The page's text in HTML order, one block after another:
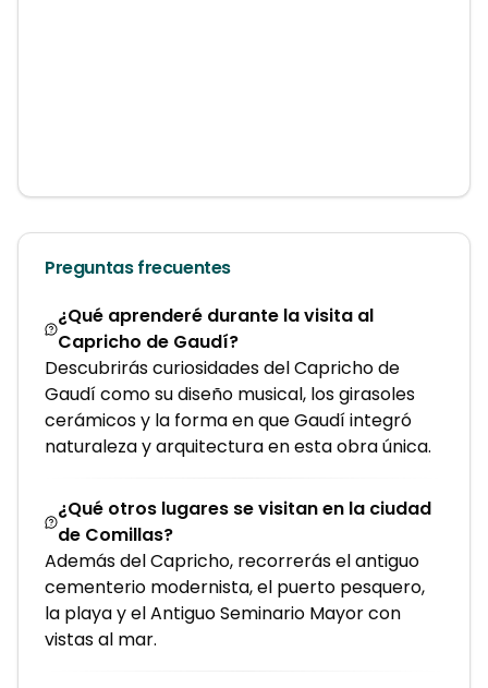
Preguntas frecuentes
¿Qué aprenderé durante la visita al
Capricho de Gaudí?
Descubrirás curiosidades del Capricho de
Gaudí como su diseño musical, los girasoles
cerámicos y la forma en que Gaudí integró
naturaleza y arquitectura en esta obra única.
¿Qué otros lugares se visitan en la ciudad
de Comillas?
Además del Capricho, recorrerás el antiguo
cementerio modernista, el puerto pesquero,
la playa y el Antiguo Seminario Mayor con
vistas al mar.